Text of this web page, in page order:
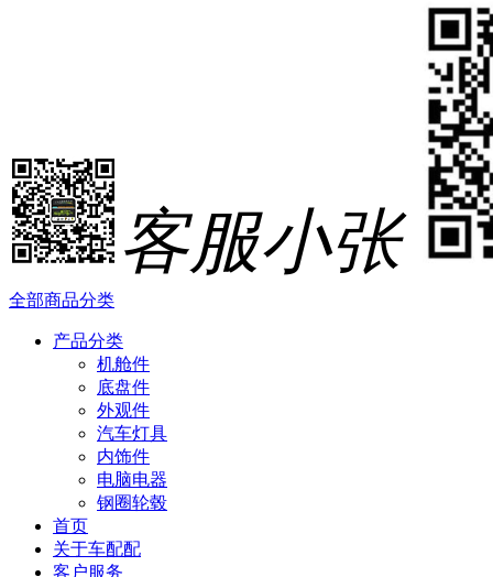
客服小张
全部商品分类
产品分类
机舱件
底盘件
外观件
汽车灯具
内饰件
电脑电器
钢圈轮毂
首页
关于车配配
客户服务